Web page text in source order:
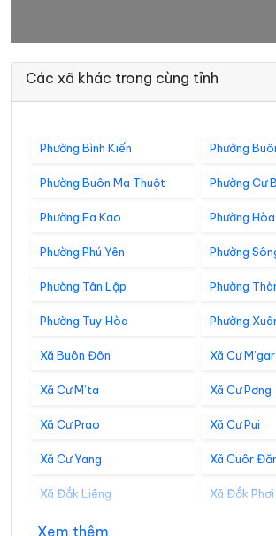
Các xã khác trong cùng tỉnh
Phường Bình Kiến Phường
Phường Buôn Ma Thuột Phường Cư
Phường Ea Kao Phường
Phường Phú Yên Phường
Phường Tân Lập Phường
Phường Tuy Hòa Phường
Xã Buôn Đôn Xã Cư M’gar
Xã Cư M’ta Xã Cư Pơng
Xã Cư Prao Xã Cư Pui
Xã Cư Yang Xã Cuôr
Xã Đắk Liêng Xã Đắk Phơi
Xã Dang Kang
Xem thêm